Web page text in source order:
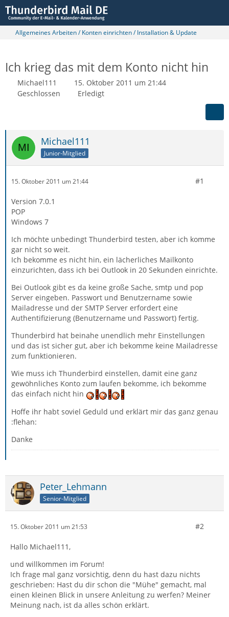
Allgemeines Arbeiten / Konten einrichten / Installation & Update
Ich krieg das mit dem Konto nicht hin
Michael111
15. Oktober 2011 um 21:44
Geschlossen
Erledigt
Michael111
Junior-Mitglied
15. Oktober 2011 um 21:44 #1
Version 7.0.1
POP
Windows 7
Ich möchte unbedingt Thunderbird testen, aber ich komme
gar nicht so weit.
Ich bekomme es nicht hin, ein lächerliches Mailkonto
einzurichten, dass ich bei Outlook in 20 Sekunden einrichte.
Bei Outlook gibt es da keine große Sache, smtp und pop
Server eingeben. Passwort und Benutzername sowie
Mailadresse und der SMTP Server erfordert eine
Authentifizierung (Benutzername und Passwort) fertig.
Thunderbird hat beinahe unendlich mehr Einstellungen
und das ist sicher gut, aber ich bekomme keine Mailadresse
zum funktionieren.
Wie muss ich Thunderbird einstellen, damit eine ganz
gewöhnliches Konto zum laufen bekomme, ich bekomme
das einfach nicht hin
Hoffe ihr habt soviel Geduld und erklärt mir das ganz genau
:flehan:
Danke
Peter_Lehmann
Senior-Mitglied
15. Oktober 2011 um 21:53 #2
Hallo Michael111,
und willkommen im Forum!
Ich frage mal ganz vorsichtig, denn du hast dazu nichts
geschrieben: Hast du dir schon die "Mühe" gemacht, mal
einen kleinen Blick in unsere Anleitung zu werfen? Meiner
Meinung nach, ist da alles schön erklärt.